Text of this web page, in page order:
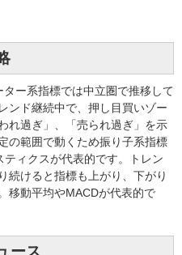
ー系指標では中立圏で推移して
ンド継続中で、押し目買いゾー
れ過ぎ」、「売られ過ぎ」を示
の範囲で動くため振り子系指標
ィクスが代表的です。トレン
続けると指標も上がり、下がり
移動平均やMACDが代表的で
ース